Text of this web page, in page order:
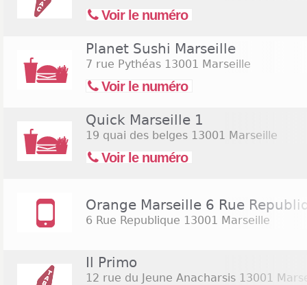
Voir le numéro
Planet Sushi Marseille
7 rue Pythéas 13001 Marseille
Voir le numéro
Quick Marseille 1
19 quai des belges 13001 Marseille
Voir le numéro
Orange Marseille 6 Rue
6 Rue Republique 13001 Marseille
Il Primo
12 rue du Jeune Anacharsis 13001